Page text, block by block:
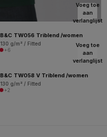
Voeg toe
aan
verlanglijst
B&C TW056 Triblend /women
130 g/m² / Fitted
+6
Voeg toe
aan
verlanglijst
B&C TW058 V Triblend /women
130 g/m² / Fitted
+2